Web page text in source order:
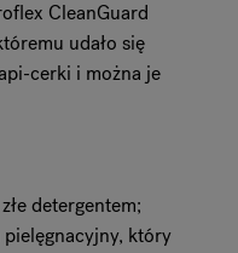
CleanGuard
udało się
cerki i można je
detergentem;
który